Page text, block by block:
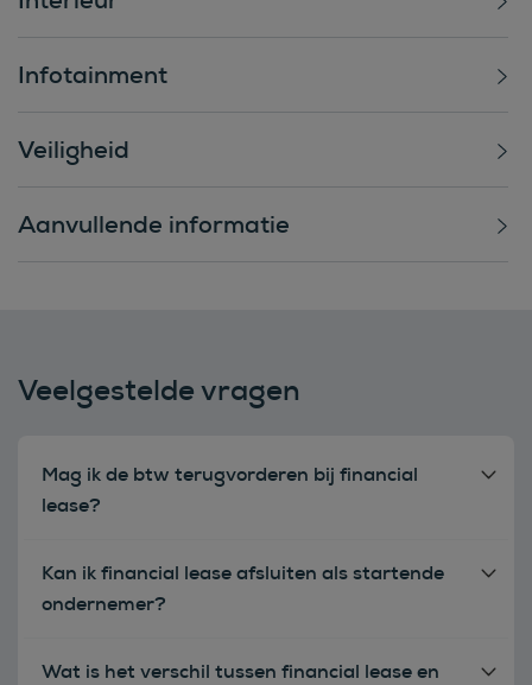
Infotainment
Veiligheid
Aanvullende informatie
Veelgestelde vragen
Mag ik de btw terugvorderen bij financial
lease?
Kan ik financial lease afsluiten als startende
ondernemer?
Wat is het verschil tussen financial lease en